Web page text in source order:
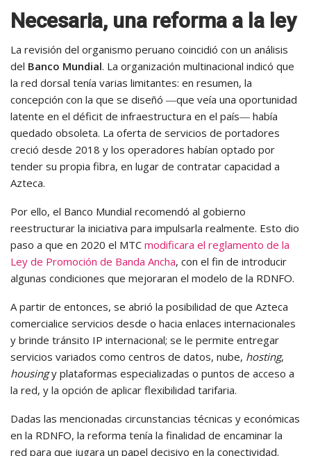
Necesaria, una reforma a la ley
La revisión del organismo peruano coincidió con un análisis
del Banco Mundial. La organización multinacional indicó que
la red dorsal tenía varias limitantes: en resumen, la
concepción con la que se diseñó ―que veía una oportunidad
latente en el déficit de infraestructura en el país― había
quedado obsoleta. La oferta de servicios de portadores
creció desde 2018 y los operadores habían optado por
tender su propia fibra, en lugar de contratar capacidad a
Azteca.
Por ello, el Banco Mundial recomendó al gobierno
reestructurar la iniciativa para impulsarla realmente. Esto dio
paso a que en 2020 el MTC modificara el reglamento de la
Ley de Promoción de Banda Ancha, con el fin de introducir
algunas condiciones que mejoraran el modelo de la RDNFO.
A partir de entonces, se abrió la posibilidad de que Azteca
comercialice servicios desde o hacia enlaces internacionales
y brinde tránsito IP internacional; se le permite entregar
servicios variados como centros de datos, nube, hosting,
housingy plataformas especializadas o puntos de acceso a
la red, y la opción de aplicar flexibilidad tarifaria.
Dadas las mencionadas circunstancias técnicas y económicas
en la RDNFO, la reforma tenía la finalidad de encaminar la
red para que jugara un papel decisivo en la conectividad.